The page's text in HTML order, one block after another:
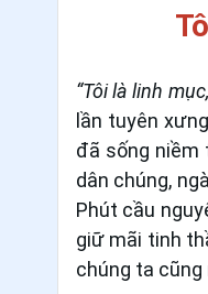
“Tôi là linh
lần tuyên
đã sống niềm
dân chúng,
Phút cầu
giữ mãi tinh
chúng ta